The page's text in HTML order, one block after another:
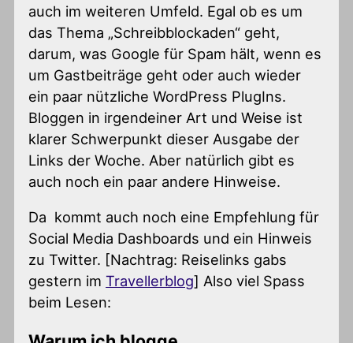
auch im weiteren Umfeld. Egal ob es um
das Thema „Schreibblockaden“ geht,
darum, was Google für Spam hält, wenn es
um Gastbeiträge geht oder auch wieder
ein paar nützliche WordPress PlugIns.
Bloggen in irgendeiner Art und Weise ist
klarer Schwerpunkt dieser Ausgabe der
Links der Woche. Aber natürlich gibt es
auch noch ein paar andere Hinweise.
Da kommt auch noch eine Empfehlung für
Social Media Dashboards und ein Hinweis
zu Twitter. [Nachtrag: Reiselinks gabs
gestern imTravellerblog] Also viel Spass
beim Lesen: